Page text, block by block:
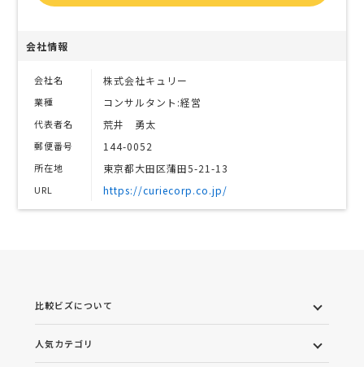
会社情報
会社名 株式会社キュリー
業種 コンサルタント:経営
代表者名 荒井 勇太
郵便番号 144-0052
所在地 東京都大田区蒲田5-21-13
URL https://curiecorp.co.jp/
比較ビズについて
人気カテゴリ